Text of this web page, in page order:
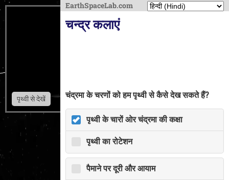
पृथ्वी से देखें
EarthSpaceLab.com
चन्द्र कलाएं
चंद्रमा के चरणों को हम पृथ्वी से कैसे देख सकते हैं?
पृथ्वी के चारों ओर चंद्रमा की कक्षा
पृथ्वी का रोटेशन
पैमाने पर दूरी और आयाम